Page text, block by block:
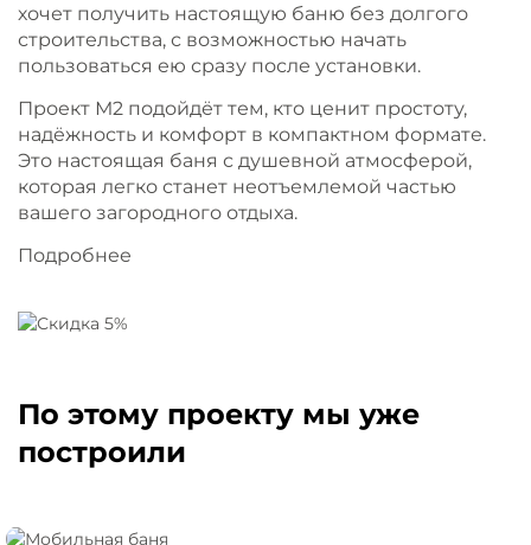
хочет получить настоящую баню без долгого
строительства, с возможностью начать
пользоваться ею сразу после установки.
Проект М2 подойдёт тем, кто ценит простоту,
надёжность и комфорт в компактном формате.
Это настоящая баня с душевной атмосферой,
которая легко станет неотъемлемой частью
вашего загородного отдыха.
Подробнее
По этому проекту мы уже
построили